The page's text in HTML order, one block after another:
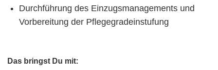
Durchführung des Einzugsmanagements und
Vorbereitung der Pflegegradeinstufung
Das bringst Du mit: